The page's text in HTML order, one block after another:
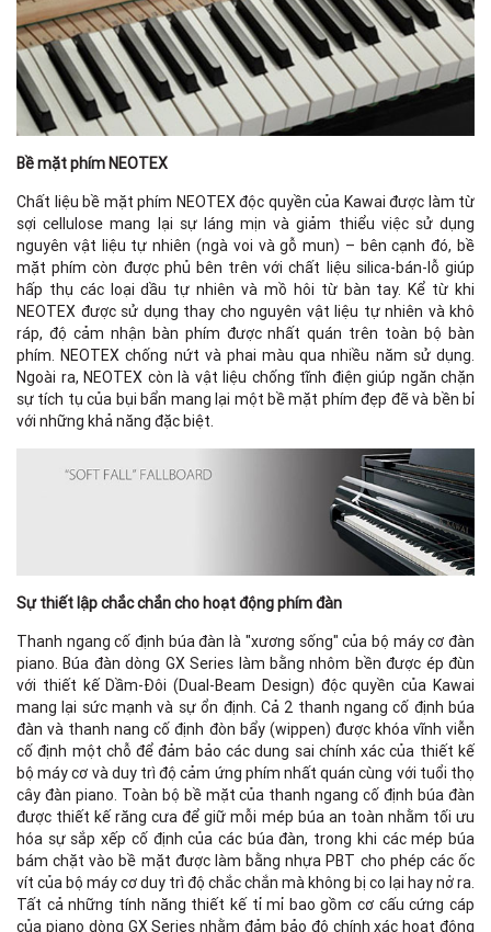
Bề mặt phím NEOTEX
Chất liệu bề mặt phím NEOTEX độc quyền của Kawai được làm từ
sợi cellulose mang lại sự láng mịn và giảm thiểu việc sử dụng
nguyên vật liệu tự nhiên (ngà voi và gỗ mun) – bên cạnh đó, bề
mặt phím còn được phủ bên trên với chất liệu silica-bán-lỗ giúp
hấp thụ các loại dầu tự nhiên và mồ hôi từ bàn tay. Kể từ khi
NEOTEX được sử dụng thay cho nguyên vật liệu tự nhiên và khô
ráp, độ cảm nhận bàn phím được nhất quán trên toàn bộ bàn
phím. NEOTEX chống nứt và phai màu qua nhiều năm sử dụng.
Ngoài ra, NEOTEX còn là vật liệu chống tĩnh điện giúp ngăn chặn
sự tích tụ của bụi bẩn mang lại một bề mặt phím đẹp đẽ và bền bỉ
với những khả năng đặc biệt.
Sự thiết lập chắc chắn cho hoạt động phím đàn
Thanh ngang cố định búa đàn là "xương sống" của bộ máy cơ đàn
piano. Búa đàn dòng GX Series làm bằng nhôm bền được ép đùn
với thiết kế Dầm-Đôi (Dual-Beam Design) độc quyền của Kawai
mang lại sức mạnh và sự ổn định. Cả 2 thanh ngang cố định búa
đàn và thanh nang cố định đòn bẩy (wippen) được khóa vĩnh viễn
cố định một chỗ để đảm bảo các dung sai chính xác của thiết kế
bộ máy cơ và duy trì độ cảm ứng phím nhất quán cùng với tuổi thọ
cây đàn piano. Toàn bộ bề mặt của thanh ngang cố định búa đàn
được thiết kế răng cưa để giữ mỗi mép búa an toàn nhằm tối ưu
hóa sự sắp xếp cố định của các búa đàn, trong khi các mép búa
bám chặt vào bề mặt được làm bằng nhựa PBT cho phép các ốc
vít của bộ máy cơ duy trì độ chắc chắn mà không bị co lại hay nở ra.
Tất cả những tính năng thiết kế tỉ mỉ bao gồm cơ cấu cứng cáp
của piano dòng GX Series nhằm đảm bảo độ chính xác hoạt động